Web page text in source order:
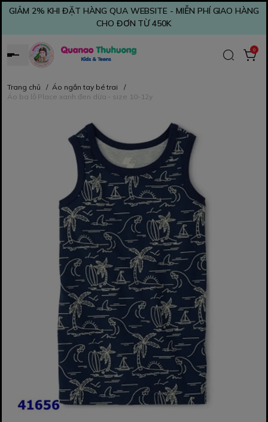
GIẢM 2% KHI ĐẶT HÀNG QUA WEBSITE - MIỄN PHÍ GIAO HÀNG
CHO ĐƠN TỪ 450K
0
Trang chủ / Áo ngắn tay bé trai
/
Áo ba lỗ Place xanh đen dừa - size 10-12y